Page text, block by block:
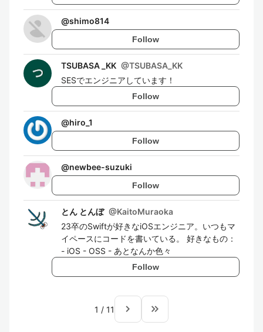
@shimo814
Follow
TSUBASA _KK @TSUBASA_KK
SESでエンジニアしています！
Follow
@hiro_1
Follow
@newbee-suzuki
Follow
とん とんぼ @KaitoMuraoka
23卒のSwiftが好きなiOSエンジニア。いつもマ
イペースにコードを書いている。 好きなもの：
- iOS - OSS - あとなんか色々
Follow
1 / 11 navigate_next keyboard_double_arrow_right